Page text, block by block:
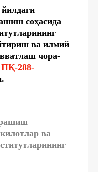
соҳасида
ва илмий
чора-
ПҚ-288-
ва